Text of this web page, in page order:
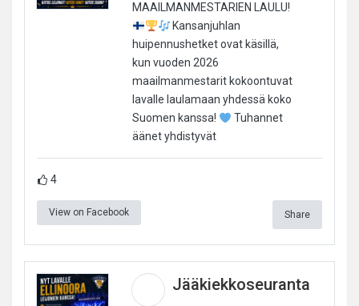
MAAILMANMESTARIEN LAULU!
Kansanjuhlan
huipennushetket ovat käsillä,
kun vuoden 2026
maailmanmestarit kokoontuvat
lavalle laulamaan yhdessä koko
Suomen kanssa!
Tuhannet
äänet yhdistyvät
4
View on Facebook Share
Jääkiekkoseuranta